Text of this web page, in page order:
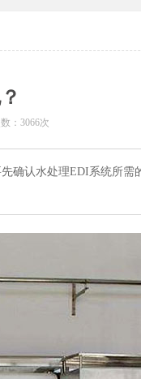
：3066次
确认水处理EDI系统所需